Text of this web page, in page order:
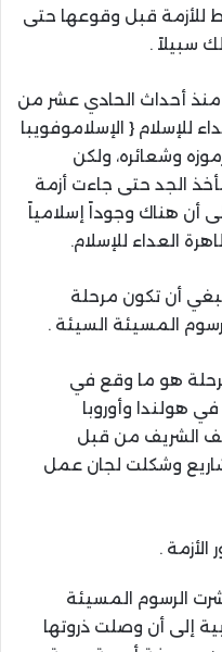
للأزمة قبل وقوعها حتى
سبيلاً .
أحداث الحادي عشر من
للإسلام { الإسلاموفويبا
وشعائره، ولكن
الجد حتى جاءت أزمة
أن هناك وجوداً إسلامياً
العداء للإسلام.
أن تكون مرحلة
المسيئة السيئة .
هو ما وقع في
هولندا وأوروبا
الشريف من قبل
وشكلت لجان عمل
الأزمة .
الرسوم المسيئة
إلى أن وصلت ذروتها